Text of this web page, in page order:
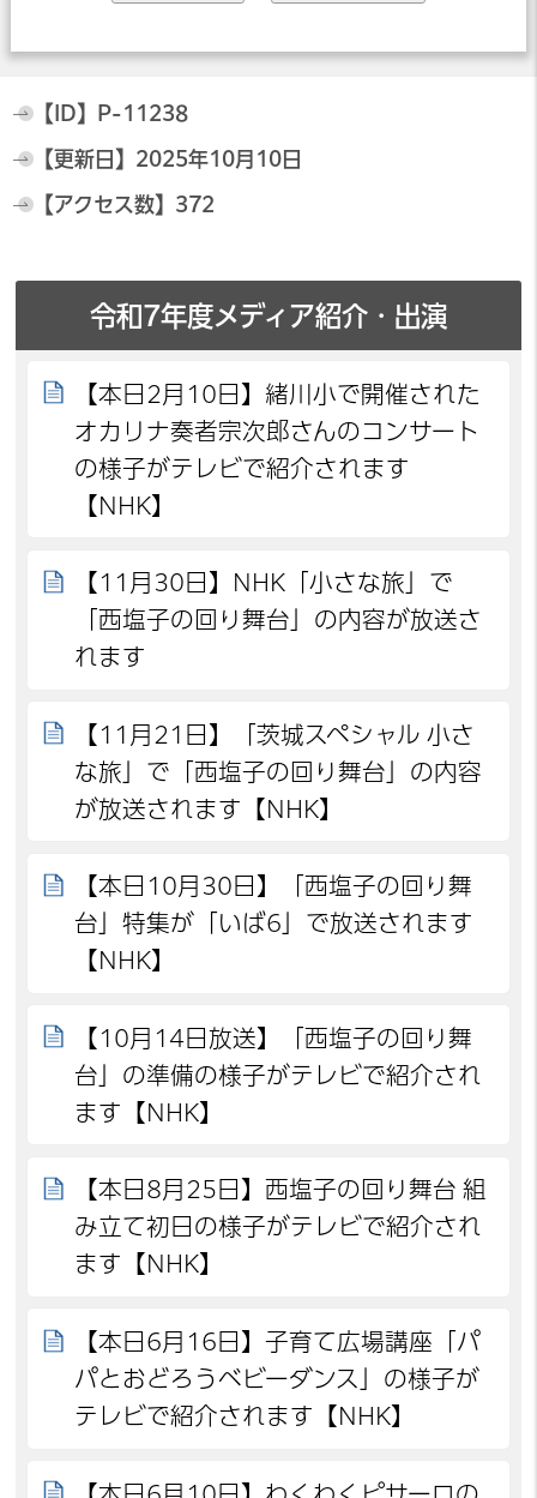
【ID】 P-11238
【更新日】 2025年10月10日
【アクセス数】 372
令和7年度メディア紹介・出演
【本日2月10日】緒川小で開催された
オカリナ奏者宗次郎さんのコンサート
の様子がテレビで紹介されます
【NHK】
【11月30日】NHK「小さな旅」で
「西塩子の回り舞台」の内容が放送さ
れます
【11月21日】「茨城スペシャル 小さ
な旅」で「西塩子の回り舞台」の内容
が放送されます【NHK】
【本日10月30日】「西塩子の回り舞
台」特集が「いば6」で放送されます
【NHK】
【10月14日放送】「西塩子の回り舞
台」の準備の様子がテレビで紹介され
ます【NHK】
【本日8月25日】西塩子の回り舞台 組
み立て初日の様子がテレビで紹介され
ます【NHK】
【本日6月16日】子育て広場講座「パ
パとおどろうベビーダンス」の様子が
テレビで紹介されます【NHK】
【本日6月10日】わくわくピサーロの